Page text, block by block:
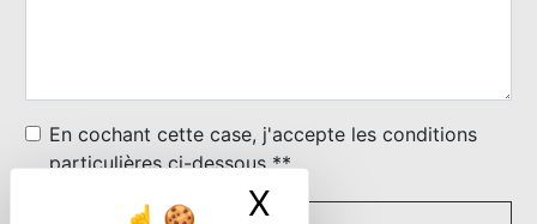
X Masquer le
En cochant cette case, j'accepte les conditions
particulières ci-dessous **